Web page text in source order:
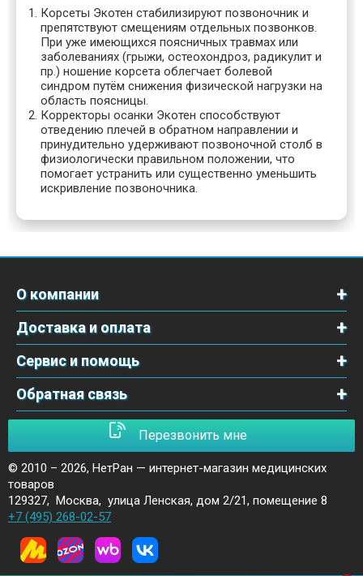
Корсеты Экотен стабилизируют позвоночник и
препятствуют смещениям отдельных позвонков.
При уже имеющихся поясничных травмах или
заболеваниях (грыжи, остеохондроз, радикулит и
пр.) ношение корсета облегчает болевой
синдром путём снижения физической нагрузки на
область поясницы.
Корректоры осанки Экотен способствуют
отведению плечей в обратном направлении и
принудительно удерживают позвоночной столб в
физиологически правильном положении, что
помогает устранить или существенно уменьшить
искривление позвоночника.
О компании
Доставка и оплата
Сервис и помощь
Обратная связь
Перезвонить мне
© 2010 – 2026, НетРан — интернет-магазин медицинских
товаров
129327, Москва, улица Ленская, дом 2/21, помещение 8
+7 (495) 268-02-57